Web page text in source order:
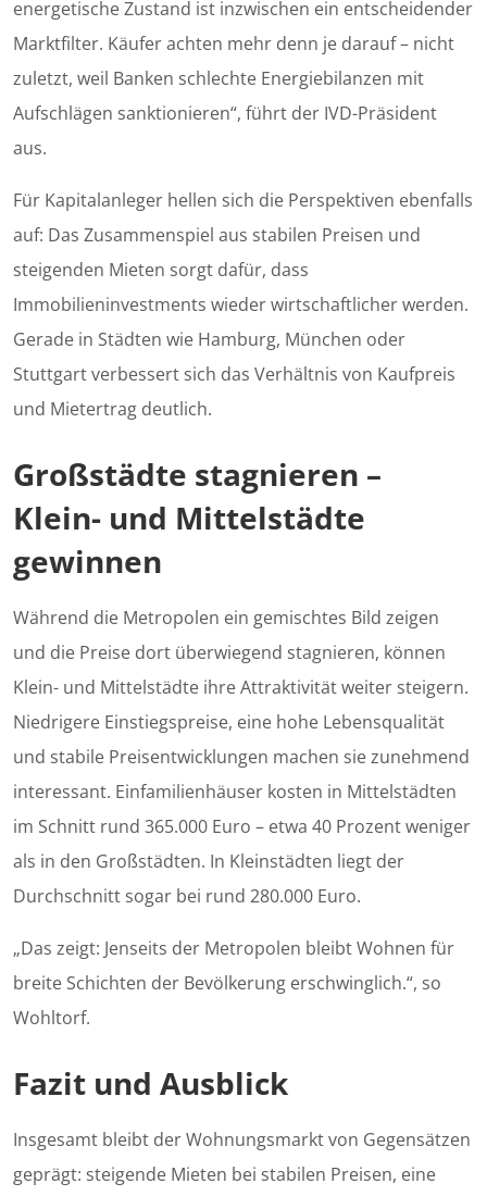
energetische Zustand ist inzwischen ein entscheidender
Marktfilter. Käufer achten mehr denn je darauf – nicht
zuletzt, weil Banken schlechte Energiebilanzen mit
Aufschlägen sanktionieren“, führt der IVD-Präsident
aus.
Für Kapitalanleger hellen sich die Perspektiven ebenfalls
auf: Das Zusammenspiel aus stabilen Preisen und
steigenden Mieten sorgt dafür, dass
Immobilieninvestments wieder wirtschaftlicher werden.
Gerade in Städten wie Hamburg, München oder
Stuttgart verbessert sich das Verhältnis von Kaufpreis
und Mietertrag deutlich.
Großstädte stagnieren –
Klein- und Mittelstädte
gewinnen
Während die Metropolen ein gemischtes Bild zeigen
und die Preise dort überwiegend stagnieren, können
Klein- und Mittelstädte ihre Attraktivität weiter steigern.
Niedrigere Einstiegspreise, eine hohe Lebensqualität
und stabile Preisentwicklungen machen sie zunehmend
interessant. Einfamilienhäuser kosten in Mittelstädten
im Schnitt rund 365.000 Euro – etwa 40 Prozent weniger
als in den Großstädten. In Kleinstädten liegt der
Durchschnitt sogar bei rund 280.000 Euro.
„Das zeigt: Jenseits der Metropolen bleibt Wohnen für
breite Schichten der Bevölkerung erschwinglich.“, so
Wohltorf.
Fazit und Ausblick
Insgesamt bleibt der Wohnungsmarkt von Gegensätzen
geprägt: steigende Mieten bei stabilen Preisen, eine